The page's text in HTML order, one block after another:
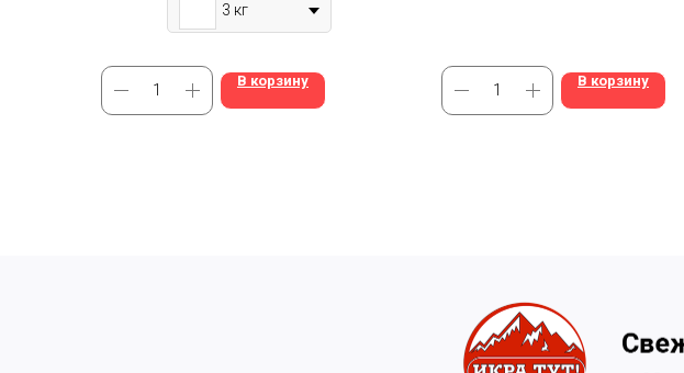
3 кг
В корзину В корзину